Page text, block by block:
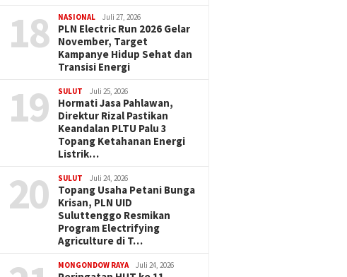
18 NASIONAL Juli 27, 2026
PLN Electric Run 2026 Gelar
November, Target
Kampanye Hidup Sehat dan
Transisi Energi
19 SULUT Juli 25, 2026
Hormati Jasa Pahlawan,
Direktur Rizal Pastikan
Keandalan PLTU Palu 3
Topang Ketahanan Energi
Listrik…
20 SULUT Juli 24, 2026
Topang Usaha Petani Bunga
Krisan, PLN UID
Suluttenggo Resmikan
Program Electrifying
Agriculture di T…
MONGONDOW RAYA Juli 24, 2026